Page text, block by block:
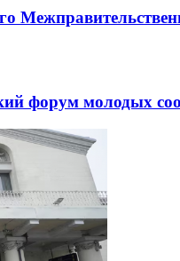
форум молодых